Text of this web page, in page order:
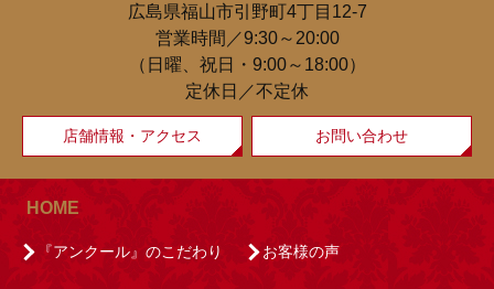
広島県福山市引野町4丁目12-7
営業時間／9:30～20:00
（日曜、祝日・9:00～18:00）
定休日／不定休
店舗情報・アクセス お問い合わせ
HOME
『アンクール』のこだわり お客様の声